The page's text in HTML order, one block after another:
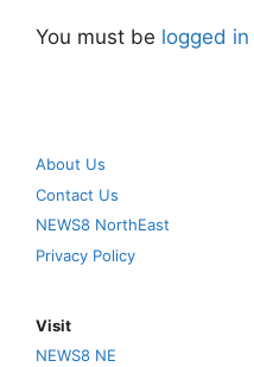
You must be logged in
About Us
Contact Us
NEWS8 NorthEast
Privacy Policy
Visit
NEWS8 NE